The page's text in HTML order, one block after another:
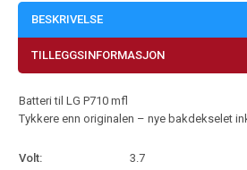
BESKRIVELSE
TILLEGGSINFORMASJON
Batteri til LG P710 mfl
Tykkere enn originalen – nye bakdekselet
Volt:
3.7